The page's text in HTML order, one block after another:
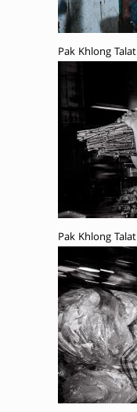
Pak Khlong Talat
Pak Khlong Talat